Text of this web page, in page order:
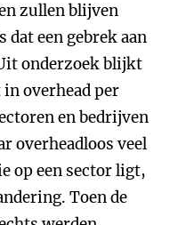
zullen blijven
dat een gebrek aan
onderzoek blijkt
overhead per
en bedrijven
overheadloos veel
op een sector ligt,
Toen de